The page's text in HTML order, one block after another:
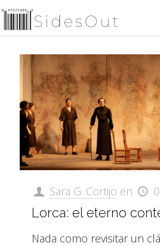
Sara G. Cortijo en
Lorca: el eterno
Nada como revisitar un